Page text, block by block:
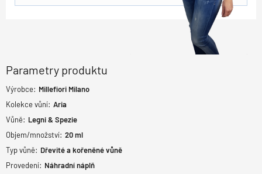
Parametry produktu
Výrobce: Millefiori Milano
Kolekce vůní: Aria
Vůně: Legni & Spezie
Objem/množství: 20 ml
Typ vůně: Dřevité a kořeněné vůně
Provedení: Náhradní náplň